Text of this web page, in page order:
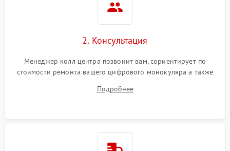
2. Консультация
Менеджер колл центра позвонит вам, сориентирует по
стоимости ремонта вашего цифрового монокуляра а также
Подробнее